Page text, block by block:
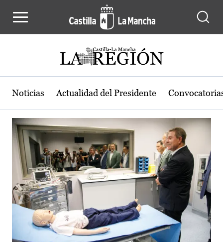
Actualidad de la región de Castilla-
Noticias Actualidad del Presidente